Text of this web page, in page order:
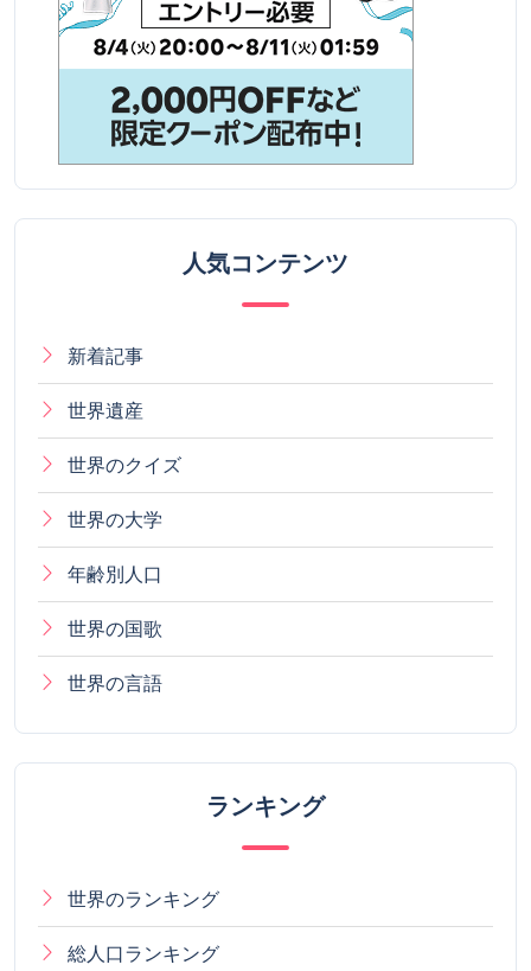
人気コンテンツ
新着記事
世界遺産
世界のクイズ
世界の大学
年齢別人口
世界の国歌
世界の言語
ランキング
世界のランキング
総人口ランキング